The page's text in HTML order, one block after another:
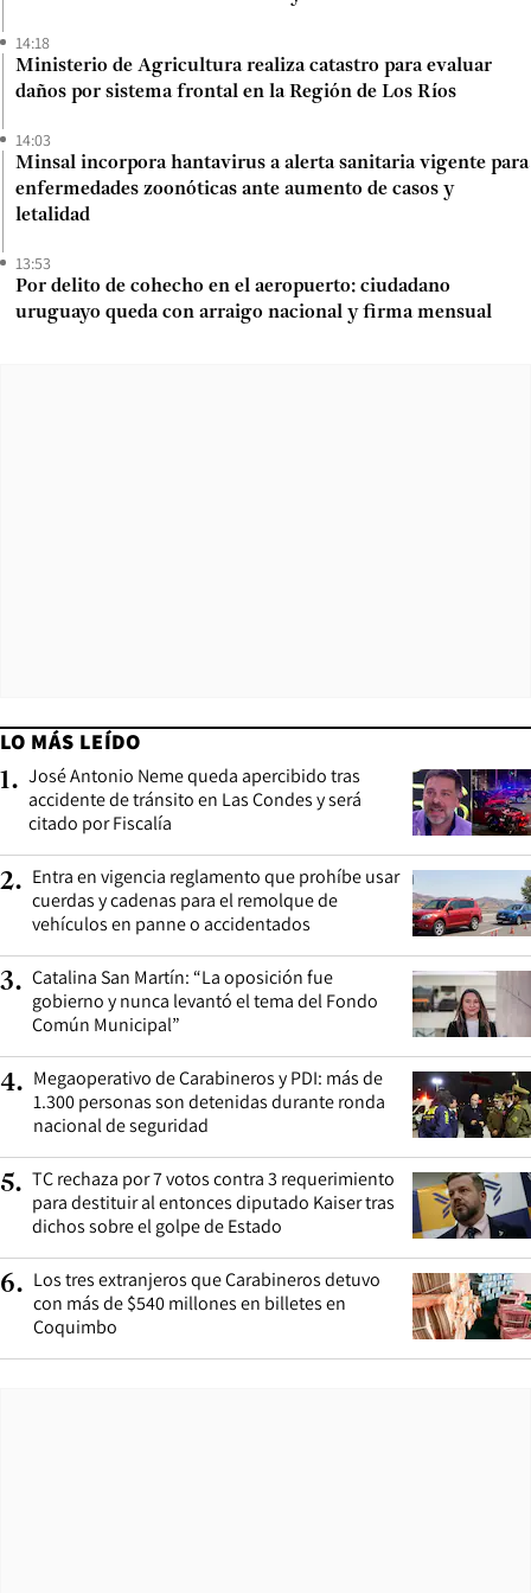
14:18
Ministerio de Agricultura realiza catastro para evaluar
daños por sistema frontal en la Región de Los Ríos
14:03
Minsal incorpora hantavirus a alerta sanitaria vigente para
enfermedades zoonóticas ante aumento de casos y
letalidad
13:53
Por delito de cohecho en el aeropuerto: ciudadano
uruguayo queda con arraigo nacional y firma mensual
LO MÁS LEÍDO
1. José Antonio Neme queda apercibido tras
accidente de tránsito en Las Condes y será
citado por Fiscalía
2. Entra en vigencia reglamento que prohíbe usar
cuerdas y cadenas para el remolque de
vehículos en panne o accidentados
3. Catalina San Martín: “La oposición fue
gobierno y nunca levantó el tema del Fondo
Común Municipal”
4. Megaoperativo de Carabineros y PDI: más de
1.300 personas son detenidas durante ronda
nacional de seguridad
5. TC rechaza por 7 votos contra 3 requerimiento
para destituir al entonces diputado Kaiser tras
dichos sobre el golpe de Estado
6. Los tres extranjeros que Carabineros detuvo
con más de $540 millones en billetes en
Coquimbo